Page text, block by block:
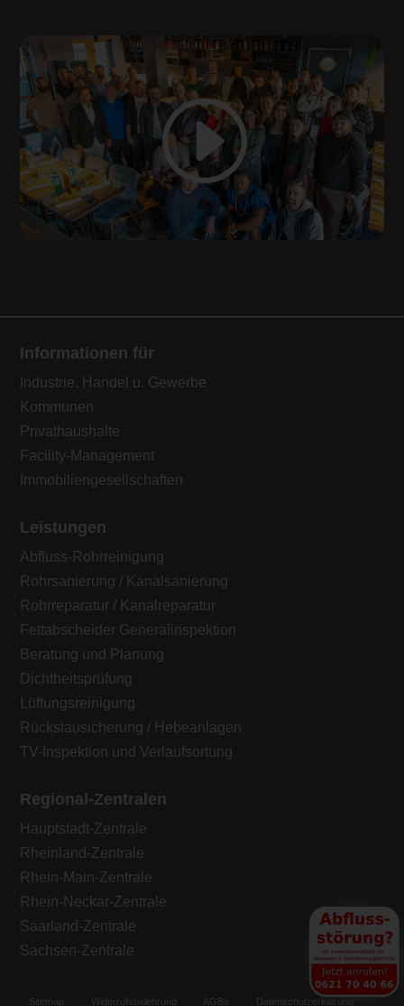
Informationen für
Industrie, Handel u. Gewerbe
Kommunen
Privathaushalte
Facility-Management
Immobiliengesellschaften
Leistungen
Abfluss-Rohrreinigung
Rohrsanierung / Kanalsanierung
Rohrreparatur / Kanalreparatur
Fettabscheider Generalinspektion
Beratung und Planung
Dichtheitsprüfung
Lüftungsreinigung
Rückstausicherung / Hebeanlagen
TV-Inspektion und Verlaufsortung
Regional-Zentralen
Hauptstadt-Zentrale
Rheinland-Zentrale
Rhein-Main-Zentrale
Rhein-Neckar-Zentrale
Saarland-Zentrale
Sachsen-Zentrale
Sitemap Widerrufsbelehrung AGBs Datenschutzerklärung